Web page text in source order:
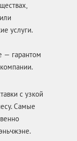
услуги.
— гарантом
с узкой
Самые